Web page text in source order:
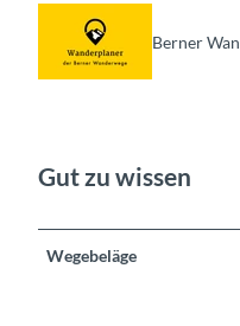
Berner
Gut zu wissen
Wegebeläge